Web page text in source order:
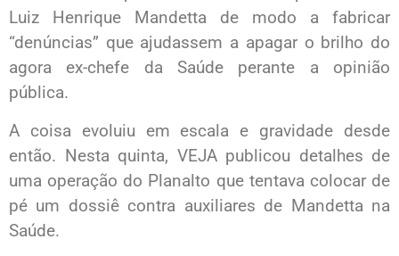
Luiz Henrique Mandetta de modo a fabricar
“denúncias” que ajudassem a apagar o brilho do
agora ex-chefe da Saúde perante a opinião
pública.
A coisa evoluiu em escala e gravidade desde
então. Nesta quinta, VEJA publicou detalhes de
uma operação do Planalto que tentava colocar de
pé um dossiê contra auxiliares de Mandetta na
Saúde.